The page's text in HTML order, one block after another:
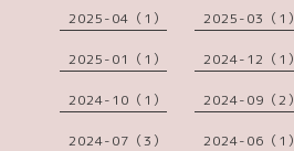
2025-04（1） 2025-03（1）
2025-01（1） 2024-12（1）
2024-10（1） 2024-09（2）
2024-07（3） 2024-06（1）